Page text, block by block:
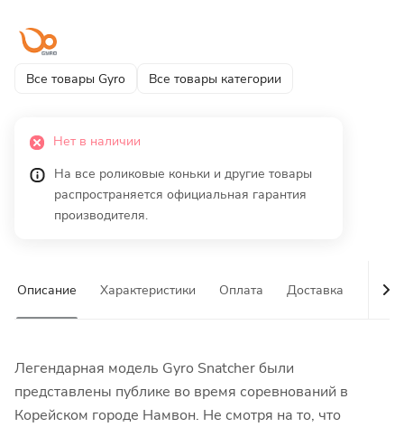
Все товары Gyro Все товары категории
Нет в наличии
На все роликовые коньки и другие товары
распространяется официальная гарантия
производителя.
Описание Характеристики Оплата Доставка
Легендарная модель Gyro Snatcher были
представлены публике во время соревнований в
Корейском городе Намвон. Не смотря на то, что